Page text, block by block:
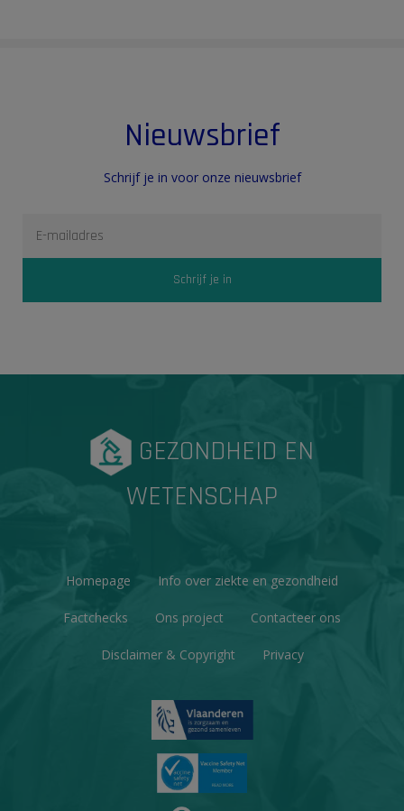
Nieuwsbrief
Schrijf je in voor onze nieuwsbrief
GEZONDHEID EN
WETENSCHAP
Homepage Info over ziekte en gezondheid
Factchecks Ons project Contacteer ons
Disclaimer & Copyright Privacy